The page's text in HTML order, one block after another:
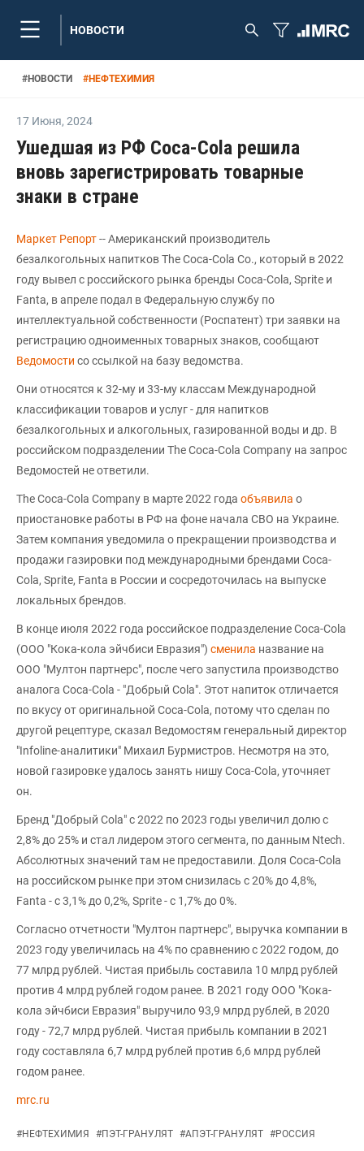
НОВОСТИ
#НОВОСТИ #НЕФТЕХИМИЯ
17 Июня, 2024
Ушедшая из РФ Coca-Cola решила
вновь зарегистрировать товарные
знаки в стране
Маркет Репорт-- Американский производитель
безалкогольных напитков The Coca-Cola Co., который в 2022
году вывел с российского рынка бренды Coca-Cola, Sprite и
Fanta, в апреле подал в Федеральную службу по
интеллектуальной собственности (Роспатент) три заявки на
регистрацию одноименных товарных знаков, сообщают
Ведомости со ссылкой на базу ведомства.
Они относятся к 32-му и 33-му классам Международной
классификации товаров и услуг - для напитков
безалкогольных и алкогольных, газированной воды и др. В
российском подразделении The Coca-Cola Company на запрос
Ведомостей не ответили.
The Coca-Cola Company в марте 2022 года объявила о
приостановке работы в РФ на фоне начала СВО на Украине.
Затем компания уведомила о прекращении производства и
продажи газировки под международными брендами Coca-
Cola, Sprite, Fanta в России и сосредоточилась на выпуске
локальных брендов.
В конце июля 2022 года российское подразделение Coca-Cola
(ООО "Кока-кола эйчбиси Евразия") сменила название на
ООО "Мултон партнерс", после чего запустила производство
аналога Coca-Cola - "Добрый Cola". Этот напиток отличается
по вкусу от оригинальной Coca-Cola, потому что сделан по
другой рецептуре, сказал Ведомостям генеральный директор
"Infoline-аналитики" Михаил Бурмистров. Несмотря на это,
новой газировке удалось занять нишу Coca-Cola, уточняет
он.
Бренд "Добрый Cola" с 2022 по 2023 годы увеличил долю с
2,8% до 25% и стал лидером этого сегмента, по данным Ntech.
Абсолютных значений там не предоставили. Доля Coca-Cola
на российском рынке при этом снизилась с 20% до 4,8%,
Fanta - с 3,1% до 0,2%, Sprite - с 1,7% до 0%.
Согласно отчетности "Мултон партнерс", выручка компании в
2023 году увеличилась на 4% по сравнению с 2022 годом, до
77 млрд рублей. Чистая прибыль составила 10 млрд рублей
против 4 млрд рублей годом ранее. В 2021 году ООО "Кока-
кола эйчбиси Евразия" выручило 93,9 млрд рублей, в 2020
году - 72,7 млрд рублей. Чистая прибыль компании в 2021
году составляла 6,7 млрд рублей против 6,6 млрд рублей
годом ранее.
mrc.ru
#НЕФТЕХИМИЯ #ПЭТ-ГРАНУЛЯТ #АПЭТ-ГРАНУЛЯТ #РОССИЯ